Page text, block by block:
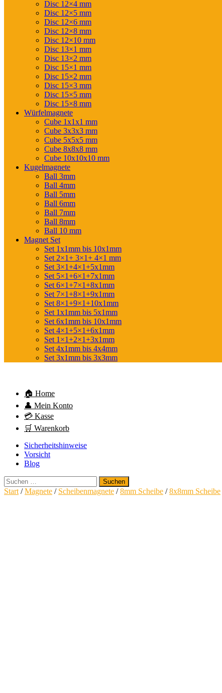
Disc 12×4 mm
Disc 12×5 mm
Disc 12×6 mm
Disc 12×8 mm
Disc 12×10 mm
Disc 13×1 mm
Disc 13×2 mm
Disc 15×1 mm
Disc 15×2 mm
Disc 15×3 mm
Disc 15×5 mm
Disc 15×8 mm
Würfelmagnete
Cube 1x1x1 mm
Cube 3x3x3 mm
Cube 5x5x5 mm
Cube 8x8x8 mm
Cube 10x10x10 mm
Kugelmagnete
Ball 3mm
Ball 4mm
Ball 5mm
Ball 6mm
Ball 7mm
Ball 8mm
Ball 10 mm
Magnet Set
Set 1x1mm bis 10x1mm
Set 2×1+ 3×1+ 4×1 mm
Set 3×1+4×1+5x1mm
Set 5×1+6×1+7x1mm
Set 6×1+7×1+8x1mm
Set 7×1+8×1+9x1mm
Set 8×1+9×1+10x1mm
Set 1x1mm bis 5x1mm
Set 6x1mm bis 10x1mm
Set 4×1+5×1+6x1mm
Set 1×1+2×1+3x1mm
Set 4x1mm bis 4x4mm
Set 3x1mm bis 3x3mm
🏠 Home
👤 Mein Konto
💳 Kasse
🛒 Warenkorb
Sicherheitshinweise
Vorsicht
Blog
Suchen
nach:
Start /Magnete / Scheibenmagnete /8mm Scheibe /8x8mm Scheibe